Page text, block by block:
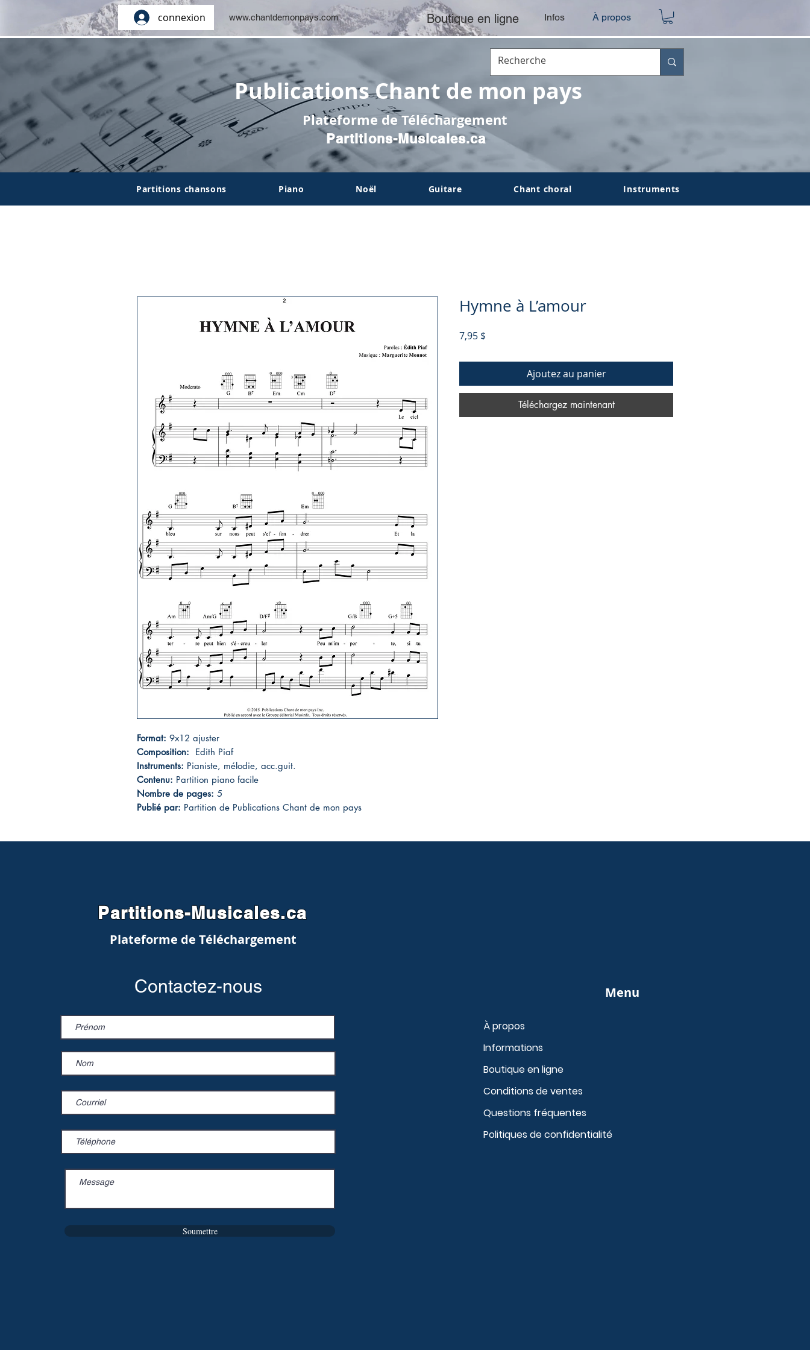
connexion www.chantdemonpays.com Boutique en ligne À propos
Infos
Publications Chant de mon pays
Plateforme de Téléchargement
Partitions-Musicales.ca
Partitions chansons Piano Noël Guitare Chant choral Instruments
Format: 9x12 ajuster
Composition: Edith Piaf
Instruments: Pianiste, mélodie, acc.guit.
Contenu: Partition piano facile
Nombre de pages: 5
Publié par: Partition de Publications Chant de mon pays
Hymne à L’amour
7,95 $
Ajoutez au panier
Téléchargez maintenant
Partitions-Musicales.ca
Plateforme de Téléchargement
Contactez-nous
Soumettre
Menu
À propos
Informations
Boutique en ligne
Conditions de ventes
Questions fréquentes
Politiques de confidentialité